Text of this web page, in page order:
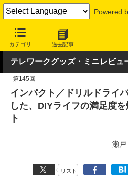
Powered
カテゴリ 過去記事
INTERNET Watch ハードウェア
テレワークグッズ・ミニレビュ
第145回
インパクト／ドリルドライ
した、DIYライフの満足度
ト
瀬戸
リスト